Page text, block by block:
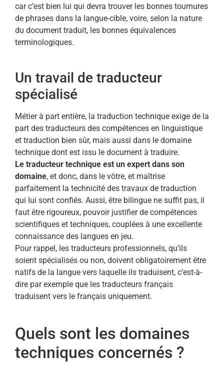
car c’est bien lui qui devra trouver les bonnes tournures
de phrases dans la langue-cible, voire, selon la nature
du document traduit, les bonnes équivalences
terminologiques.
Un travail de traducteur
spécialisé
Métier à part entière, la traduction technique exige de la
part des traducteurs des compétences en linguistique
et traduction bien sûr, mais aussi dans le domaine
technique dont est issu le document à traduire.
Le traducteur technique est un expert dans son
domaine, et donc, dans le vôtre, et maîtrise
parfaitement la technicité des travaux de traduction
qui lui sont confiés. Aussi, être bilingue ne suffit pas, il
faut être rigoureux, pouvoir justifier de compétences
scientifiques et techniques, couplées à une excellente
connaissance des langues en jeu.
Pour rappel, les traducteurs professionnels, qu’ils
soient spécialisés ou non, doivent obligatoirement être
natifs de la langue vers laquelle ils traduisent, c’est-à-
dire par exemple que les traducteurs français
traduisent vers le français uniquement.
Quels sont les domaines
techniques concernés ?